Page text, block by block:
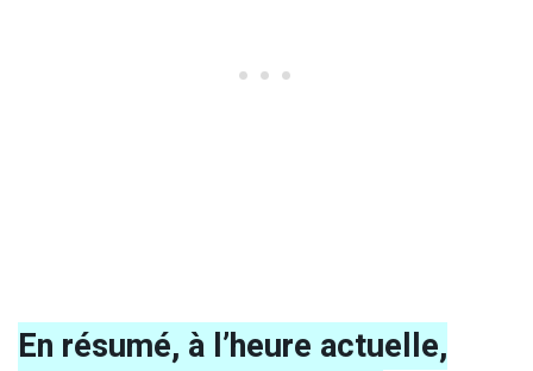
En résumé, à l’heure actuelle,